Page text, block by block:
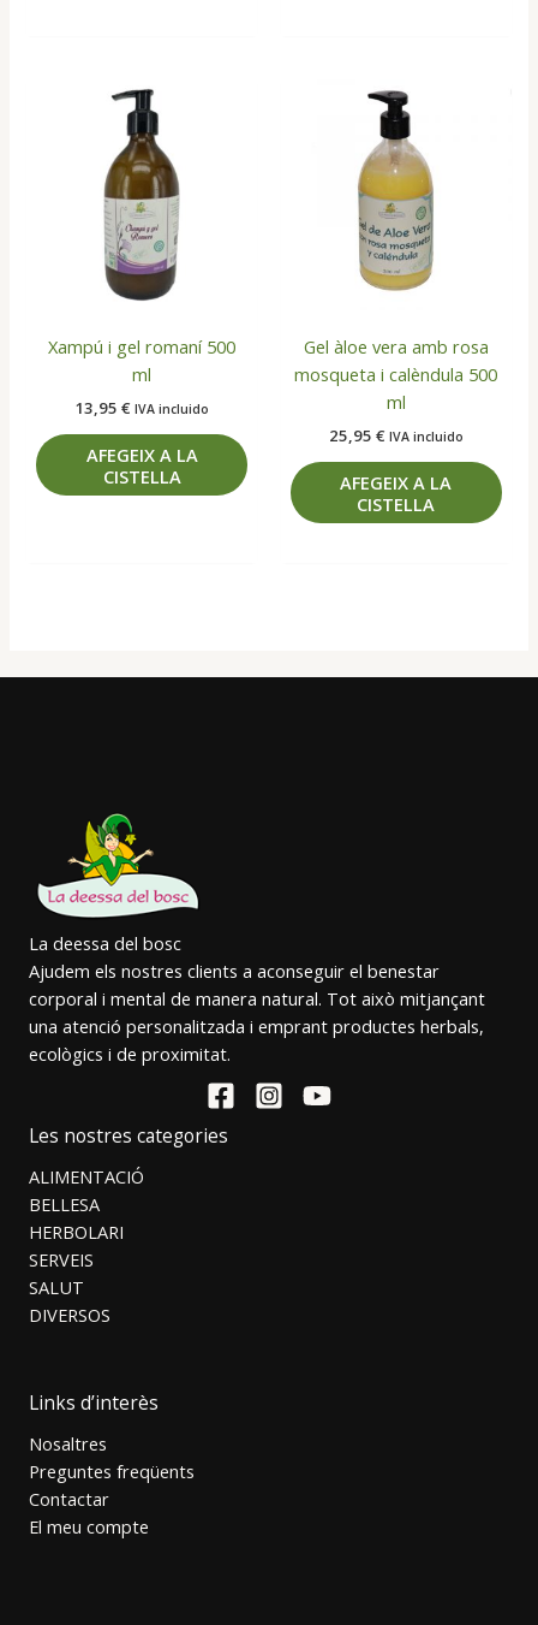
Xampú i gel romaní 500
ml
13,95€ IVA incluido
AFEGEIX A LA
CISTELLA
Gel àloe vera amb rosa
mosqueta i calèndula 500
ml
25,95 € IVA incluido
AFEGEIX A LA
CISTELLA
La deessa del bosc
Ajudem els nostres clients a aconseguir el benestar
corporal i mental de manera natural. Tot això mitjançant
una atenció personalitzada i emprant productes herbals,
ecològics i de proximitat.
Les nostres categories
ALIMENTACIÓ
BELLESA
HERBOLARI
SERVEIS
SALUT
DIVERSOS
Links d’interès
Nosaltres
Preguntes freqüents
Contactar
El meu compte